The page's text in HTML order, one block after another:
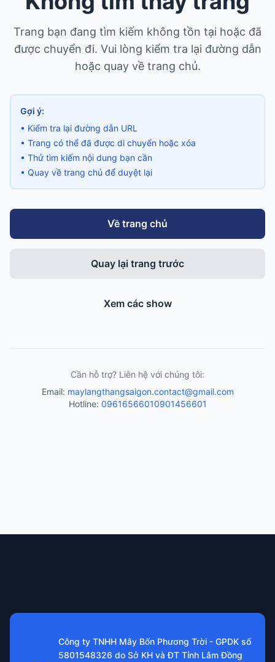
Trang bạn đang tìm kiếm không tồn tại hoặc đã
được chuyển đi. Vui lòng kiểm tra lại đường dẫn
hoặc quay về trang chủ.
Gợi ý:
• Kiểm tra lại đường dẫn URL
• Trang có thể đã được di chuyển hoặc xóa
• Thử tìm kiếm nội dung bạn cần
• Quay về trang chủ để duyệt lại
Về trang chủ
Quay lại trang trước
Xem các show
Cần hỗ trợ? Liên hệ với chúng tôi:
Email: maylangthangsaigon.contact@gmail.com
Hotline: 09616566010901456601
Công ty TNHH Mây Bốn Phương Trời - GPDK số
5801548326 do Sở KH và ĐT Tỉnh Lâm Đồng